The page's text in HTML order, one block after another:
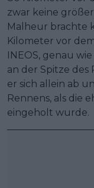
zwar keine
Malheur brachte
Kilometer vor
INEOS, genau
an der Spitze
er sich allein ab
Rennens, als die
eingeholt wurde.